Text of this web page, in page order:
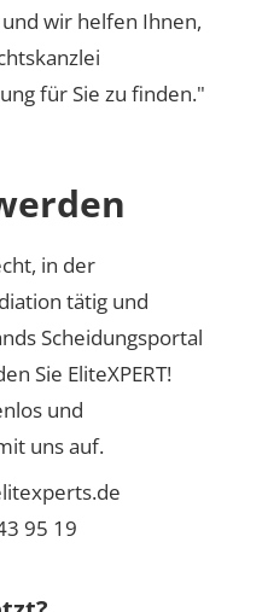
und wir helfen Ihnen,
für Sie zu finden."
in der
tätig und
Scheidungsportal
Sie EliteXPERT!
und
uns auf.
95 19